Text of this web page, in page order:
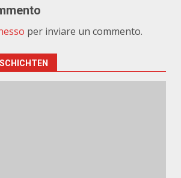
per inviare un commento.